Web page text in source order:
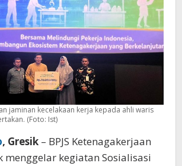
jaminan kecelakaan kerja kepada ahli waris
(Foto: Ist)
, Gresik – BPJS Ketenagakerjaan
menggelar kegiatan Sosialisasi